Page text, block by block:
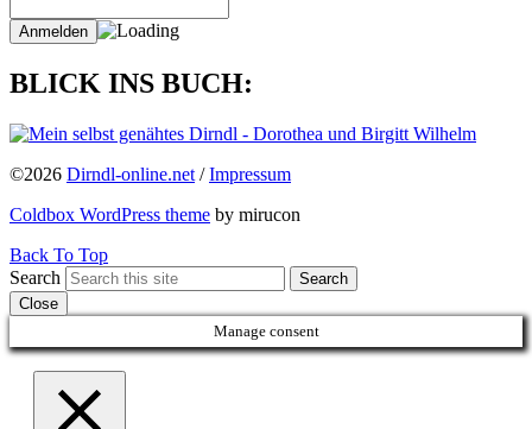
BLICK INS BUCH:
©2026 Dirndl-online.net /Impressum
Coldbox WordPress theme by mirucon
Back To Top
Search
Search
Close
Manage consent